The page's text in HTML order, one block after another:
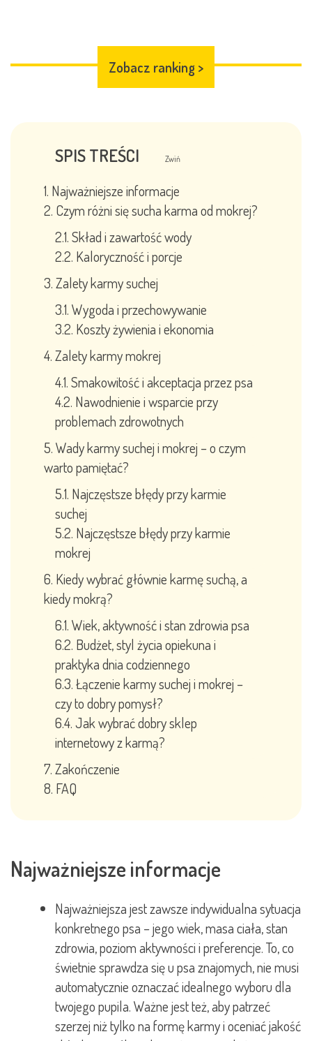
Zobacz ranking >
SPIS TREŚCI Zwiń
Najważniejsze informacje
Czym różni się sucha karma od mokrej?
Skład i zawartość wody
Kaloryczność i porcje
Zalety karmy suchej
Wygoda i przechowywanie
Koszty żywienia i ekonomia
Zalety karmy mokrej
Smakowitość i akceptacja przez psa
Nawodnienie i wsparcie przy
problemach zdrowotnych
Wady karmy suchej i mokrej – o czym
warto pamiętać?
Najczęstsze błędy przy karmie
suchej
Najczęstsze błędy przy karmie
mokrej
Kiedy wybrać głównie karmę suchą, a
kiedy mokrą?
Wiek, aktywność i stan zdrowia psa
Budżet, styl życia opiekuna i
praktyka dnia codziennego
Łączenie karmy suchej i mokrej –
czy to dobry pomysł?
Jak wybrać dobry sklep
internetowy z karmą?
Zakończenie
FAQ
Najważniejsze informacje
Najważniejsza jest zawsze indywidualna sytuacja
konkretnego psa – jego wiek, masa ciała, stan
zdrowia, poziom aktywności i preferencje. To, co
świetnie sprawdza się u psa znajomych, nie musi
automatycznie oznaczać idealnego wyboru dla
twojego pupila. Ważne jest też, aby patrzeć
szerzej niż tylko na formę karmy i oceniać jakość